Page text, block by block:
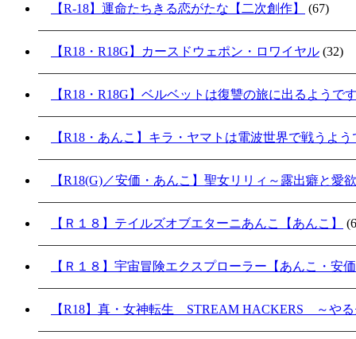
【R-18】運命たちきる恋がたな【二次創作】 (67)
【R18・R18G】カースドウェポン・ロワイヤル (32)
【R18・R18G】ベルベットは復讐の旅に出るようで
【R18・あんこ】キラ・ヤマトは電波世界で戦うよ
【R18(G)／安価・あんこ】聖女リリィ～露出癖と愛
【Ｒ１８】テイルズオブエターニあんこ【あんこ】
【Ｒ１８】宇宙冒険エクスプローラー【あんこ・安
【R18】真・女神転生 STREAM HACKERS ～や